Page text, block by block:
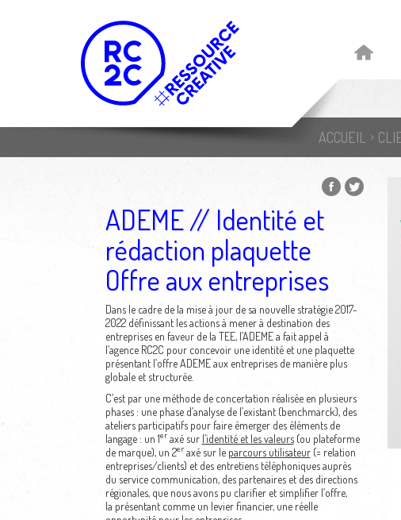
ACCUEIL
ADEME // Identité et
rédaction plaquette
Offre aux entreprises
Dans le cadre de la mise à jour de sa nouvelle stratégie 2017-
2022 définissant les actions à mener à destination des
entreprises en faveur de la TEE, l’ADEME a fait appel à
l’agence RC2C pour concevoir une identité et une plaquette
présentant l’offre ADEME aux entreprises de manière plus
globale et structurée.
C’est par une méthode de concertation réalisée en plusieurs
phases : une phase d’analyse de l’existant (benchmarck), des
ateliers participatifs pour faire émerger des éléments de
langage : un 1eraxé sur l’identité et les valeurs(ou plateforme
de marque), un 2eraxé sur le parcours utilisateur(= relation
entreprises/clients) et des entretiens téléphoniques auprès
du service communication, des partenaires et des directions
régionales, que nous avons pu clarifier et simplifier l’offre,
la présentant comme un levier financier, une réelle